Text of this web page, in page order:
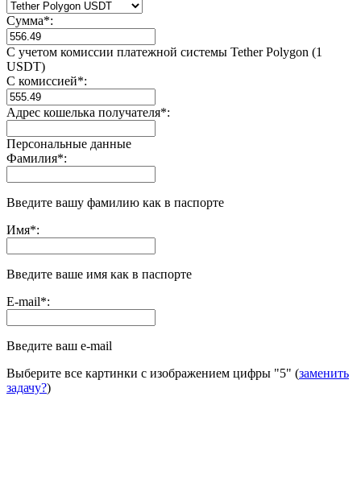
Сумма*:
С учетом комиссии платежной системы Tether Polygon (1
USDT)
С комиссией*:
Адрес кошелька получателя*:
Персональные данные
Фамилия*:
Введите вашу фамилию как в паспорте
Имя*:
Введите ваше имя как в паспорте
E-mail*:
Введите ваш e-mail
Выберите все картинки с изображением цифры "5" (заменить
задачу?)